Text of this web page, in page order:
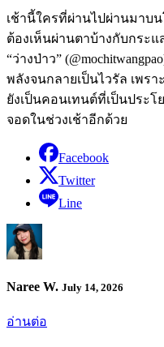
เช้านี้ใครที่ผ่านไปผ่านมาบ
ต้องเห็นผ่านตาบ้างกับกระ
“ว่างป่าว”
พลังจนกลายเป็นไวรัล เพร
ยังเป็นคอนเทนต์ที่เป็นประ
จอดในช่วงเช้าอีกด้วย
Facebook
Twitter
Line
Naree W. July 14, 2026
อ่านต่อ